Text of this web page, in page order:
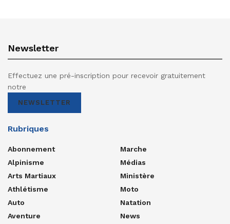
Newsletter
Effectuez une pré-inscription pour recevoir gratuitement
notre
NEWSLETTER
Rubriques
Abonnement
Alpinisme
Arts Martiaux
Athlétisme
Auto
Aventure
Marche
Médias
Ministère
Moto
Natation
News